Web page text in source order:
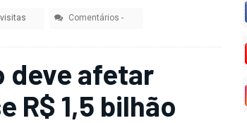
visitas Comentários -
deve afetar
R$ 1,5 bilhão